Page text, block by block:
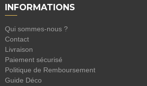
INFORMATIONS
Qui sommes-nous ?
Contact
Livraison
Paiement sécurisé
Politique de Remboursement
Guide Déco